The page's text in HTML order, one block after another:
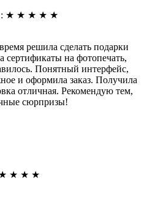
: ★ ★ ★ ★ ★
решила сделать подарки
сертификаты на фотопечать,
Понятный интерфейс,
и оформила заказ. Получила
отличная. Рекомендую тем,
сюрпризы!
★ ★ ★